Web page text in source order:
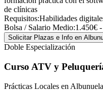
de clínicas
Requisitos:Habilidades
Bolsa / Salario Medio:1.450€
Solicitar Plazas e Info en
Doble Especialización
Curso ATV y
Prácticas Locales en